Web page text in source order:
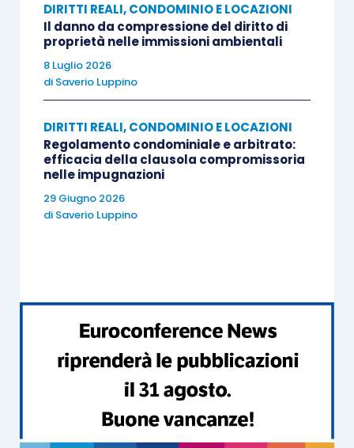
DIRITTI REALI, CONDOMINIO E LOCAZIONI
Il danno da compressione del diritto di
proprietà nelle immissioni ambientali
8 Luglio 2026
di Saverio Luppino
DIRITTI REALI, CONDOMINIO E LOCAZIONI
Regolamento condominiale e arbitrato:
efficacia della clausola compromissoria
nelle impugnazioni
29 Giugno 2026
di Saverio Luppino